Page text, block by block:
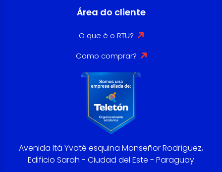
Área do cliente
O que é o RTU?
Como comprar?
Avenida Itá Yvaté esquina Monseñor Rodríguez,
Edificio Sarah - Ciudad del Este - Paraguay